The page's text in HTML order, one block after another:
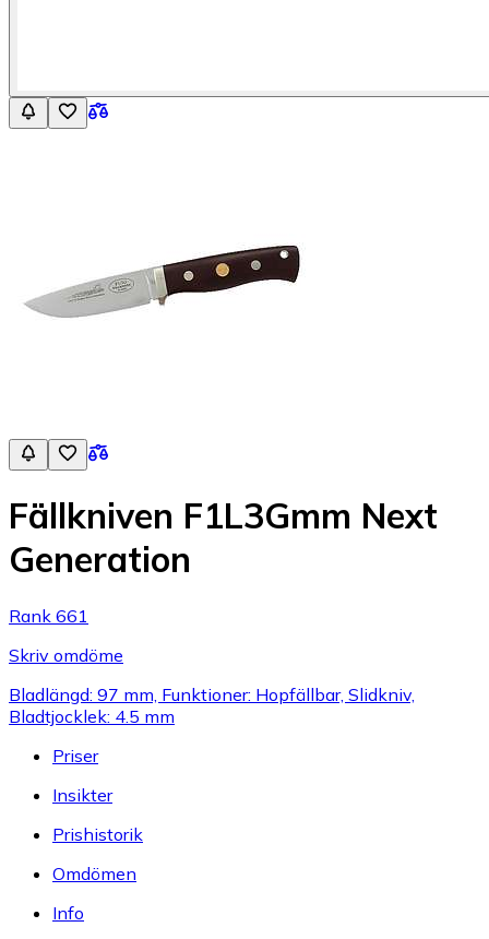
Fällkniven F1L3Gmm Next
Generation
Rank 661
Skriv omdöme
Bladlängd: 97 mm, Funktioner: Hopfällbar, Slidkniv,
Bladtjocklek: 4.5 mm
Priser
Insikter
Prishistorik
Omdömen
Info